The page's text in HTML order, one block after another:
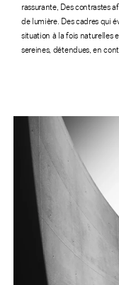
rassurante, Des contrastes
de lumière. Des cadres qui
situation à la fois naturelles
sereines, détendues, en